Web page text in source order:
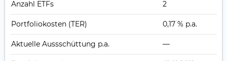
Anzahl ETFs 2
Portfoliokosten (TER) 0,17 % p.a.
Aktuelle Auss­schüt­tung p.a. —